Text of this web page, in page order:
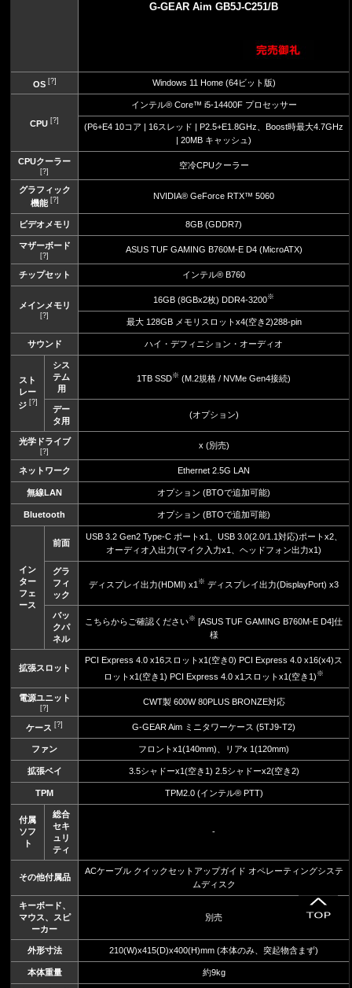
G-GEAR Aim GB5J-C251/B
OS[?] Windows 11 Home (64ビット版)
CPU [?]
インテル® Core™ i5-14400F プロセッサー
(P6+E4 10コア | 16スレッド | P2.5+E1.8GHz、Boost時最大4.7GHz
| 20MB キャッシュ)
CPUクーラー
[?]
空冷CPUクーラー
グラフィック
機能[?] NVIDIA® GeForce RTX™ 5060
ビデオメモリ 8GB (GDDR7)
マザーボード
[?]
ASUS TUF GAMING B760M-E D4 (MicroATX)
チップセット インテル® B760
メインメモリ
[?]
16GB (8GBx2枚) DDR4-3200※
最大 128GB メモリスロットx4(空き2)288-pin
サウンド ハイ・デフィニション・オーディオ
スト
レー
ジ [?]
シス
テム
用
1TB SSD※ (M.2規格 / NVMe Gen4接続)
デー
タ用
(オプション)
光学ドライブ
[?]
x (別売)
ネットワーク Ethernet 2.5G LAN
無線LAN オプション (BTOで追加可能)
Bluetooth オプション (BTOで追加可能)
イン
ター
フェ
ース
前面
USB 3.2 Gen2 Type-C ポートx1、USB 3.0(2.0/1.1対応)ポートx2、
オーディオ入出力(マイク入力x1、ヘッドフォン出力x1)
グラ
フィ
ック
ディスプレイ出力(HDMI) x1 ※ ディスプレイ出力(DisplayPort) x3
バッ
クパ
ネル
こちらからご確認ください※ [ASUS TUF GAMING B760M-E D4]仕
様
拡張スロット
PCI Express 4.0 x16スロットx1(空き0) PCI Express 4.0 x16(x4)ス
ロットx1(空き1) PCI Express 4.0 x1スロットx1(空き1) ※
電源ユニット
[?]
CWT製 600W 80PLUS BRONZE対応
ケース [?] G-GEAR Aim ミニタワーケース (5TJ9-T2)
ファン フロントx1(140mm)、リアx 1(120mm)
拡張ベイ 3.5シャドーx1(空き1) 2.5シャドーx2(空き2)
TPM TPM2.0 (インテル® PTT)
付属
ソフ
ト
総合
セキ
ュリ
ティ
-
その他付属品
ACケーブル クイックセットアップガイド オペレーティングシステ
ムディスク
キーボード、
マウス、スピ
ーカー
別売
外形寸法 210(W)x415(D)x400(H)mm (本体のみ、突起物含まず)
本体重量 約9kg